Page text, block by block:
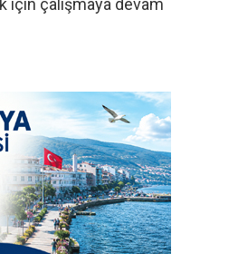
için çalışmaya devam